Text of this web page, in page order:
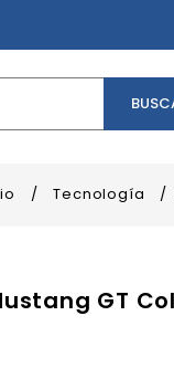
/ Tecnología /
GT